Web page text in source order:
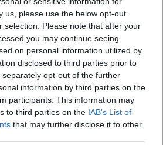
us, please use the below opt-out
selection. Please note that after your
you may continue seeing
on personal information utilized by
disclosed to third parties prior to
opt-out of the further
information by third parties on the
participants. This information may
to third parties on the IAB’s List of
that may further disclose it to other
játékosabb formában?
az érettségin, ezért érdemes már időben
már unjátok a konkrét feladatsorokat és
gyakorolnátok az érettségire, ezt az appot